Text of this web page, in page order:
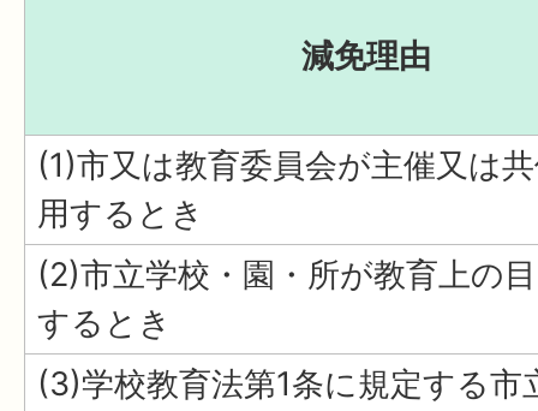
減免理由
(1)市又は教育委員会が主催又は
用するとき
(2)市立学校・園・所が教育上の
するとき
(3)学校教育法第1条に規定する市